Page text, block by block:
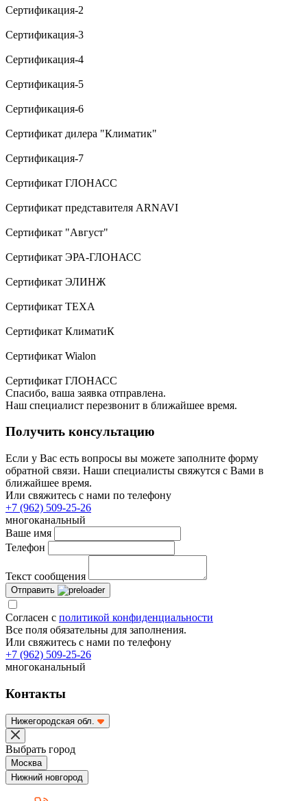
Сертификация-2
Сертификация-3
Сертификация-4
Сертификация-5
Сертификация-6
Сертификат дилера "Климатик"
Сертификация-7
Сертификат ГЛОНАСС
Сертификат представителя ARNAVI
Сертификат "Август"
Сертификат ЭРА-ГЛОНАСС
Сертификат ЭЛИНЖ
Сертификат TEXA
Сертификат КлиматиК
Сертификат Wialon
Сертификат ГЛОНАСС
Спасибо, ваша заявка отправлена.
Наш специалист перезвонит в ближайшее время.
Получить консультацию
Если у Вас есть вопросы вы можете заполните форму
обратной связи. Наши специалисты свяжутся с Вами в
ближайшее время.
Или свяжитесь с нами по телефону
+7 (962) 509-25-26
многоканальный
Ваше имя
Телефон
Текст сообщения
Отправить
Согласен с политикой конфиденциальности
Все поля обязательны для заполнения.
Или свяжитесь с нами по телефону
+7 (962) 509-25-26
многоканальный
Контакты
Нижегородская обл.
Выбрать город
Москва
Нижний новгород